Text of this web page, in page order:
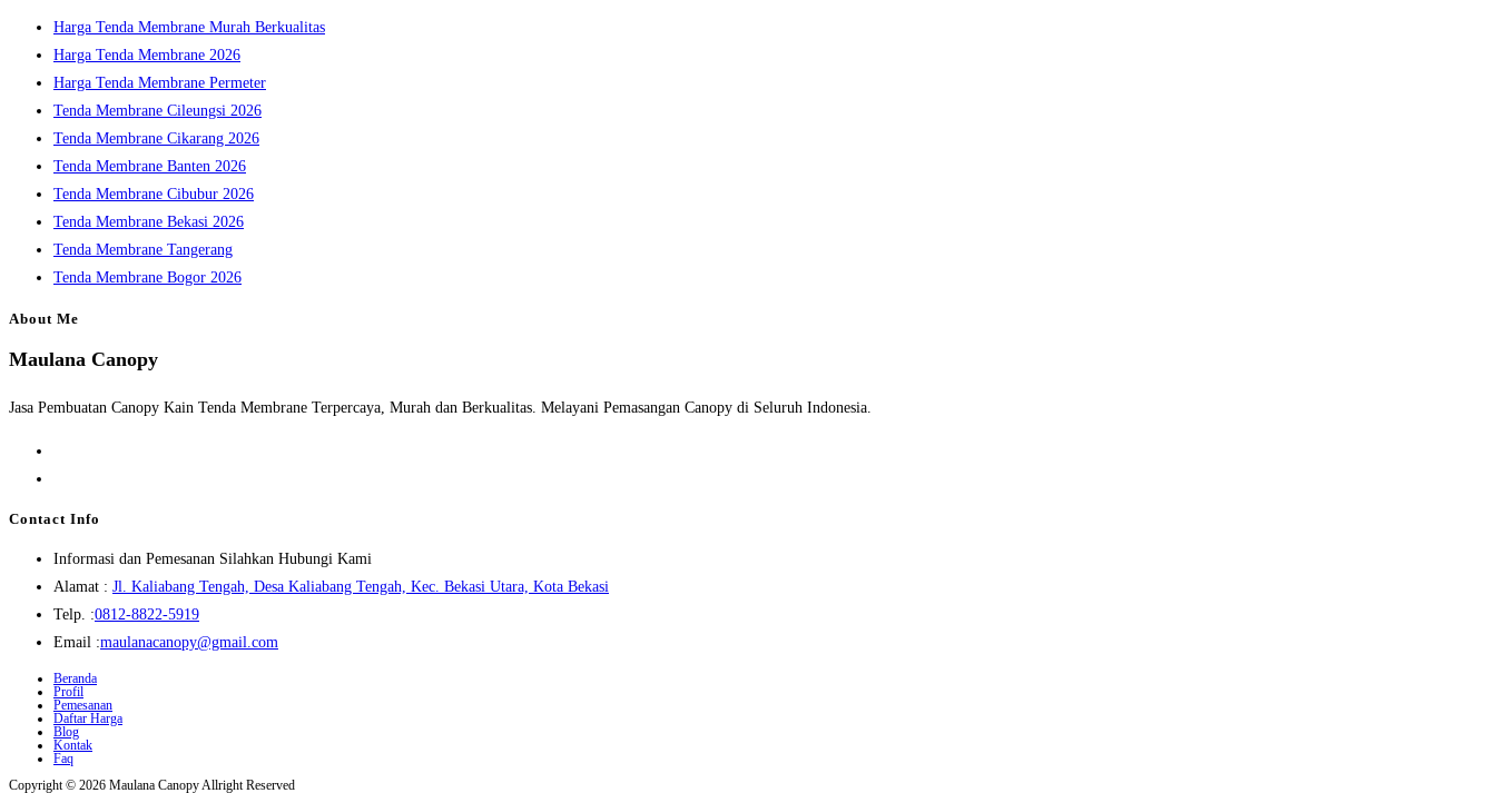
panel.
Harga Tenda Membrane Murah Berkualitas
Harga Tenda Membrane 2026
Harga Tenda Membrane Permeter
Tenda Membrane Cileungsi 2026
Tenda Membrane Cikarang 2026
Tenda Membrane Banten 2026
Tenda Membrane Cibubur 2026
Tenda Membrane Bekasi 2026
Tenda Membrane Tangerang
Tenda Membrane Bogor 2026
About Me
Maulana Canopy
Jasa Pembuatan Canopy Kain Tenda Membrane Terpercaya, Murah dan Berkualitas. Melayani Pemasangan Canopy di Seluruh Indonesia.
tab
new
tab
Contact Info
Informasi dan Pemesanan Silahkan Hubungi Kami
Alamat : Jl. Kaliabang Tengah, Desa Kaliabang Tengah, Kec. Bekasi Utara, Kota Bekasi
Telp. :0812-8822-5919Opens
in
Email :maulanacanopy@gmail.com
Beranda
Profil
Pemesanan
Daftar Harga
Blog
Kontak
Faq
Copyright © 2026 Maulana Canopy Allright Reserved